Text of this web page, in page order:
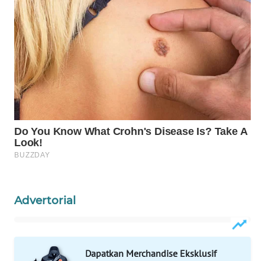
Advertorial
Dapatkan Merchandise Eksklusif
WN
LIKUPANG
WN
LABUANBAJO
Wahana
Media
NEWS
WAHANA